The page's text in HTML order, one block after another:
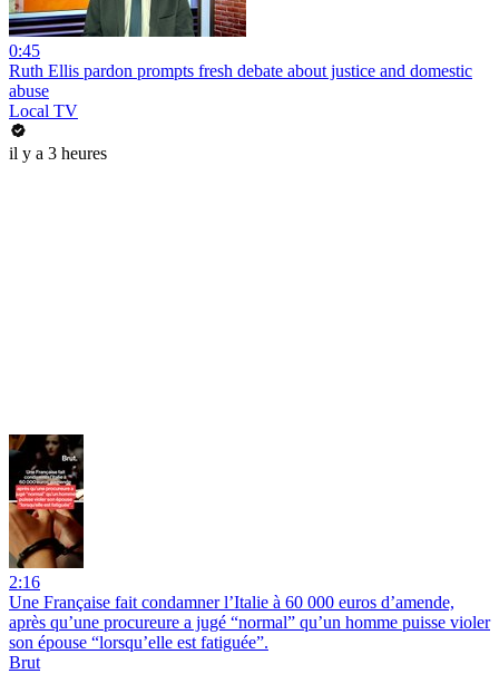
0:45
Ruth Ellis pardon prompts fresh debate about justice and domestic
abuse
Local TV
il y a 3 heures
2:16
Une Française fait condamner l’Italie à 60 000 euros d’amende,
après qu’une procureure a jugé “normal” qu’un homme puisse violer
son épouse “lorsqu’elle est fatiguée”.
Brut